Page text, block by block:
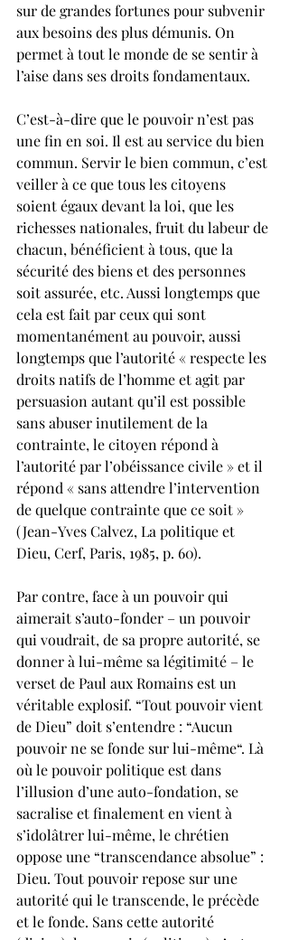
sur de grandes fortunes pour subvenir
aux besoins des plus démunis. On
permet à tout le monde de se sentir à
l’aise dans ses droits fondamentaux.
C’est-à-dire que le pouvoir n’est pas
une fin en soi. Il est au service du bien
commun. Servir le bien commun, c’est
veiller à ce que tous les citoyens
soient égaux devant la loi, que les
richesses nationales, fruit du labeur de
chacun, bénéficient à tous, que la
sécurité des biens et des personnes
soit assurée, etc. Aussi longtemps que
cela est fait par ceux qui sont
momentanément au pouvoir, aussi
longtemps que l’autorité « respecte les
droits natifs de l’homme et agit par
persuasion autant qu’il est possible
sans abuser inutilement de la
contrainte, le citoyen répond à
l’autorité par l’obéissance civile » et il
répond « sans attendre l’intervention
de quelque contrainte que ce soit »
(Jean-Yves Calvez, La politique et
Dieu, Cerf, Paris, 1985, p. 60).
Par contre, face à un pouvoir qui
aimerait s’auto-fonder – un pouvoir
qui voudrait, de sa propre autorité, se
donner à lui-même sa légitimité – le
verset de Paul aux Romains est un
véritable explosif. “Tout pouvoir vient
de Dieu” doit s’entendre : “Aucun
pouvoir ne se fonde sur lui-même“. Là
où le pouvoir politique est dans
l’illusion d’une auto-fondation, se
sacralise et finalement en vient à
s’idolâtrer lui-même, le chrétien
oppose une “transcendance absolue” :
Dieu. Tout pouvoir repose sur une
autorité qui le transcende, le précède
et le fonde. Sans cette autorité